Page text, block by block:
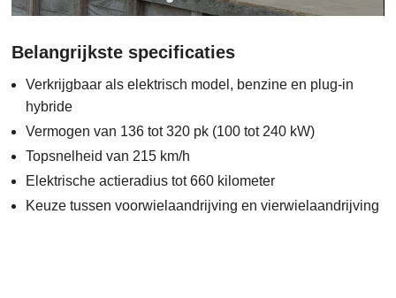
Belangrijkste specificaties
Verkrijgbaar als elektrisch model, benzine en plug-in
hybride
Vermogen van 136 tot 320 pk (100 tot 240 kW)
Topsnelheid van 215 km/h
Elektrische actieradius tot 660 kilometer
Keuze tussen voorwielaandrijving en vierwielaandrijving